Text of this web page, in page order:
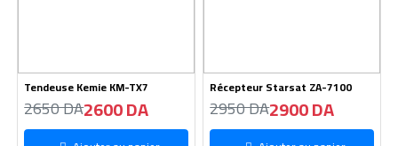
Tendeuse Kemie KM-TX7
2650 DA2600 DA
Récepteur Starsat ZA-7100
2950 DA2900 DA